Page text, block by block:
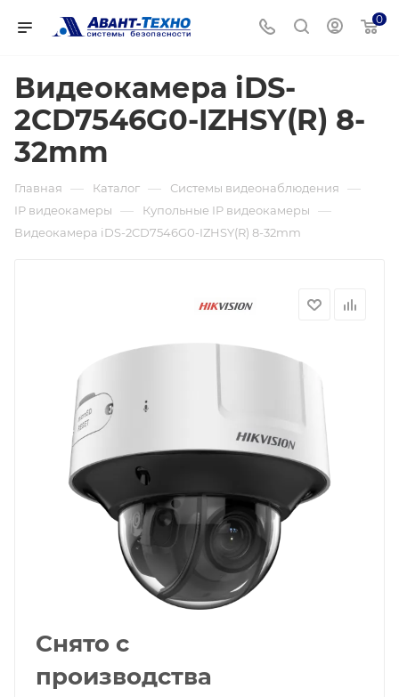
0
Видеокамера iDS-
2CD7546G0-IZHSY(R) 8-
32mm
Главная — Каталог — Системы видеонаблюдения —
IP видеокамеры — Купольные IP видеокамеры —
Видеокамера iDS-2CD7546G0-IZHSY(R) 8-32mm
Снято с
производства